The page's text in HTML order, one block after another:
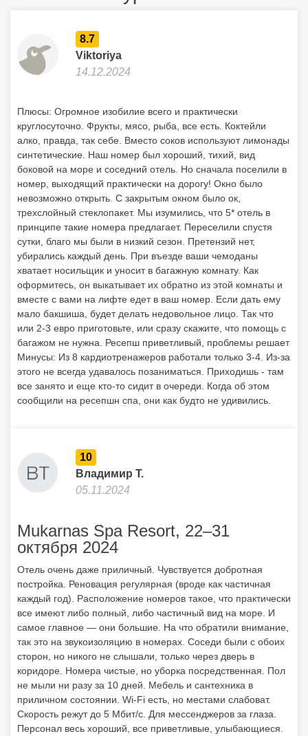
8.7
Viktoriya
14.12.2024
Плюсы: Огромное изобилие всего и практически
круглосуточно. Фрукты, мясо, рыба, все есть. Коктейли
алко, правда, так себе. Вместо соков используют лимонады
синтетические. Наш номер был хороший, тихий, вид
боковой на море и соседний отель. Но сначала поселили в
номер, выходящий практически на дорогу! Окно было
невозможно открыть. С закрытым окном было ок,
трехслойный стеклопакет. Мы изумились, что 5* отель в
принципе такие номера предлагает. Переселили спустя
сутки, благо мы были в низкий сезон. Претензий нет,
убирались каждый день. При въезде ваши чемоданы
хватает носильщик и уносит в багажную комнату. Как
оформитесь, он выкатывает их обратно из этой комнаты и
вместе с вами на лифте едет в ваш номер. Если дать ему
мало бакшиша, будет делать недовольное лицо. Так что
или 2-3 евро приготовьте, или сразу скажите, что помощь с
багажом не нужна. Ресепш приветливый, проблемы решает
Минусы: Из 8 кардиотренажеров работали только 3-4. Из-за
этого не всегда удавалось позаниматься. Приходишь - там
все занято и еще кто-то сидит в очереди. Когда об этом
сообщили на ресепшн спа, они как будто не удивились.
10
Владимир Т.
05.11.2024
Mukarnas Spa Resort, 22–31
октября 2024
Отель очень даже приличный. Чувствуется добротная
постройка. Реновация регулярная (вроде как частичная
каждый год). Расположение номеров такое, что практически
все имеют либо полный, либо частичный вид на море. И
самое главное — они большие. На что обратили внимание,
так это на звукоизоляцию в номерах. Соседи были с обоих
сторон, но никого не слышали, только через дверь в
коридоре. Номера чистые, но уборка посредственная. Пол
не мыли ни разу за 10 дней. Мебель и сантехника в
приличном состоянии. Wi-Fi есть, но местами слабоват.
Скорость режут до 5 Мбит/с. Для мессенджеров за глаза.
Персонал весь хороший, все приветливые, улыбающиеся.